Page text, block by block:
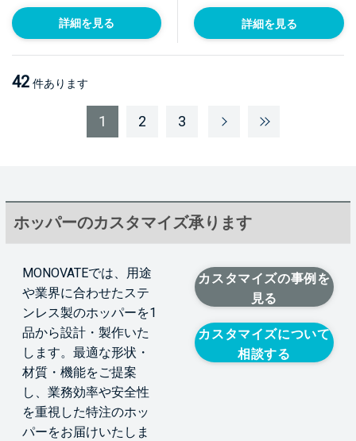
詳細を見る 詳細を見る
42 件あります
1 2 3
ホッパーのカスタマイズ承ります
MONOVATEでは、用途
や業界に合わせたステ
ンレス製のホッパーを1
品から設計・製作いた
します。最適な形状・
材質・機能をご提案
し、業務効率や安全性
を重視した特注のホッ
パーをお届けいたしま
カスタマイズの事例を
見る
カスタマイズについて
相談する